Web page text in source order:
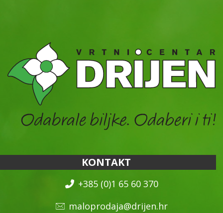
KONTAKT
+385 (0)1 65 60 370
maloprodaja@drijen.hr